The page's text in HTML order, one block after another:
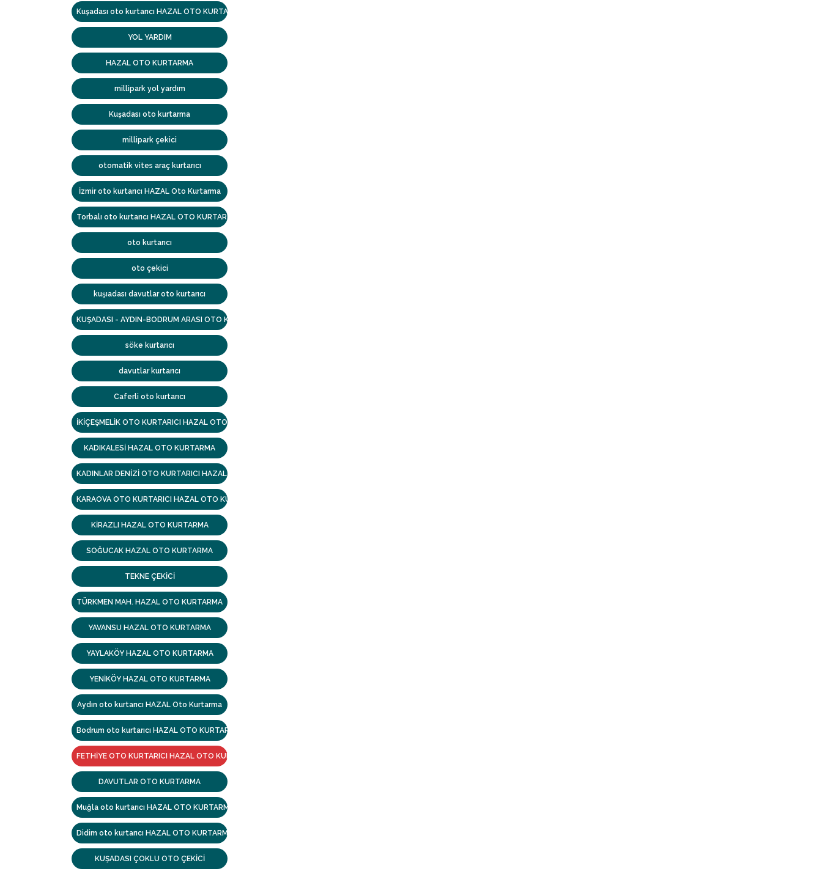
Kuşadası oto kurtarıcı HAZAL OTO KURTARMA
YOL YARDIM
HAZAL OTO KURTARMA
millipark yol yardım
Kuşadası oto kurtarma
millipark çekici
otomatik vites araç kurtarıcı
İzmir oto kurtarıcı HAZAL Oto Kurtarma
Torbalı oto kurtarıcı HAZAL OTO KURTARMA
oto kurtarıcı
oto çekici
kuşıadası davutlar oto kurtarıcı
KUŞADASI - AYDIN-BODRUM ARASI OTO KURTARMA
söke kurtarıcı
davutlar kurtarıcı
Caferli oto kurtarıcı
İKİÇEŞMELİK OTO KURTARICI HAZAL OTO KURTARMA
KADIKALESİ HAZAL OTO KURTARMA
KADINLAR DENİZİ OTO KURTARICI HAZAL OTO KURTARMA
KARAOVA OTO KURTARICI HAZAL OTO KURTARMA
KİRAZLI HAZAL OTO KURTARMA
SOĞUCAK HAZAL OTO KURTARMA
TEKNE ÇEKİCİ
TÜRKMEN MAH. HAZAL OTO KURTARMA
YAVANSU HAZAL OTO KURTARMA
YAYLAKÖY HAZAL OTO KURTARMA
YENİKÖY HAZAL OTO KURTARMA
Aydın oto kurtarıcı HAZAL Oto Kurtarma
Bodrum oto kurtarıcı HAZAL OTO KURTARMA
FETHİYE OTO KURTARICI HAZAL OTO KURTARMA
DAVUTLAR OTO KURTARMA
Muğla oto kurtarıcı HAZAL OTO KURTARMA
Didim oto kurtarıcı HAZAL OTO KURTARMA
KUŞADASI ÇOKLU OTO ÇEKİCİ